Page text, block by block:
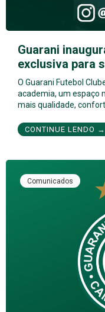
Guarani
exclusiva para
O Guarani Futebol
academia, um espaço
mais qualidade,
CONTINUE LENDO →
Comunicados